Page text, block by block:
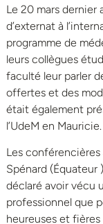
Le 20 mars dernier
d’externat à
programme de
leurs collègues
faculté leur parler
offertes et des
était également
l’UdeM en Mauricie.
Les conférencières
Spénard
déclaré avoir vécu
professionnel que
heureuses et